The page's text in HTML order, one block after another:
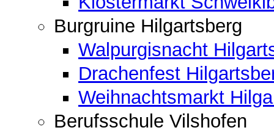
Burgruine Hilgartsberg
Walpurgisnacht
Drachenfest
Weihnachtsmarkt
Berufsschule Vilshofen